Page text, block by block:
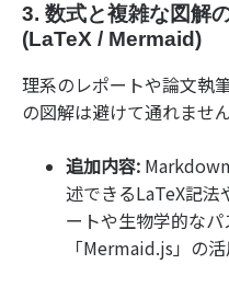
3. 数式と複雑な図解
(LaTeX / Mermaid)
理系のレポートや論文執
の図解は避けて通れません
追加内容:
述できるLaTeX記法
ートや生物学的な
「Mermaid.js」の活